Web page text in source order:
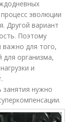
эволюции
Другой вариант
Поэтому
важно для того,
для организма,
и
занятия нужно